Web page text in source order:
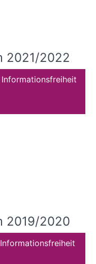
2021/2022
2019/2020